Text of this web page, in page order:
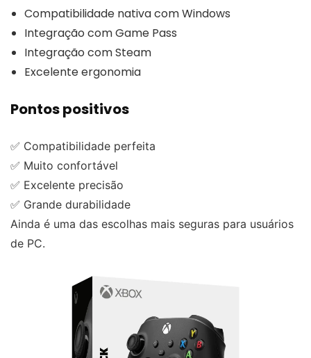
Compatibilidade nativa com Windows
Integração com Game Pass
Integração com Steam
Excelente ergonomia
Pontos positivos
✅ Compatibilidade perfeita
✅ Muito confortável
✅ Excelente precisão
✅ Grande durabilidade
Ainda é uma das escolhas mais seguras para usuários
de PC.